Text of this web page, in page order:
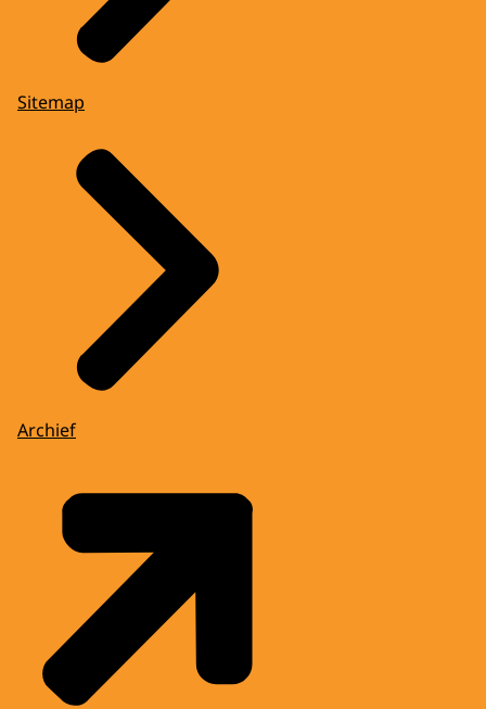
Sitemap
Archief